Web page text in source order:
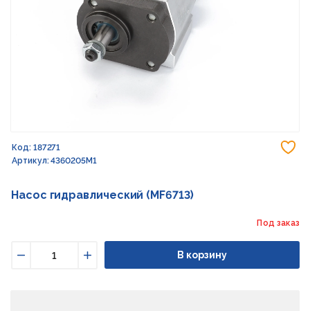
Код: 187271
Артикул: 4360205M1
Насос гидравлический (MF6713)
Под заказ
Увеличить
В корзину